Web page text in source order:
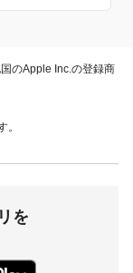
残高、ヤフーカー
いをしていただい
ナスを付与しま
相当／回 5,000
相当／期間
のApple Inc.の登録商
。
を